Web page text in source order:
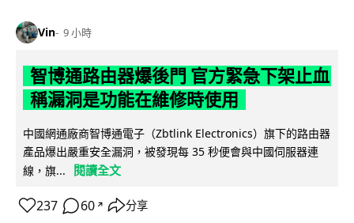
Vin 9 小時
智博通路由器爆後門 官方緊急下架止血
稱漏洞是功能在維修時使用
中國網通廠商智博通電子（Zbtlink Electronics）旗下的路由器
產品爆出嚴重安全漏洞，被發現每 35 秒便會與中國伺服器連
線，旗...
閱讀全文
237 60 ↗ 分享